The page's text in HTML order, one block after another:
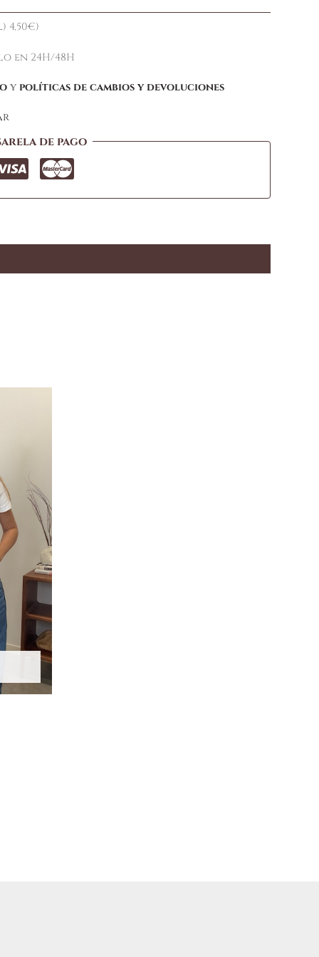
4,50€)
en 24H/48H
y políticas de cambios y devoluciones
de pago